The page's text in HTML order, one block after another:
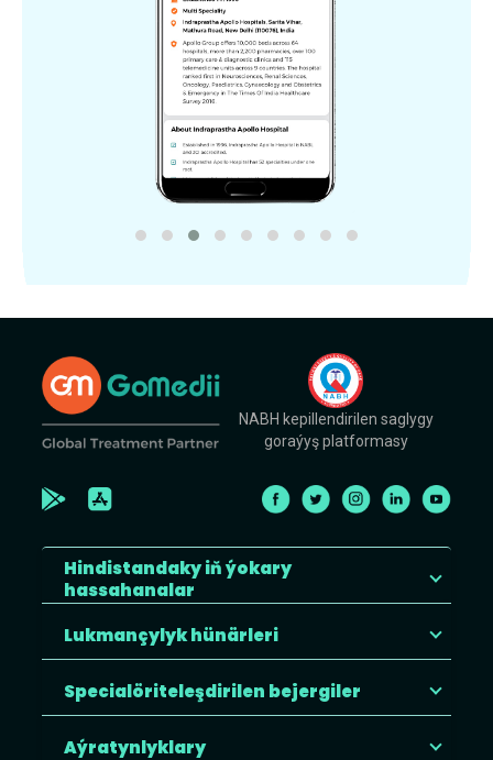
NABH kepillendirilen saglygy
goraýyş platformasy
Hindistandaky iň ýokary
hassahanalar
Lukmançylyk hünärleri
Specialöriteleşdirilen bejergiler
Aýratynlyklary